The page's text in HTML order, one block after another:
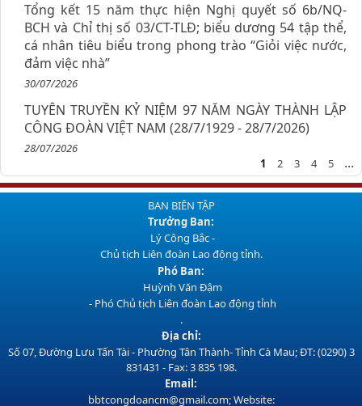
Tổng kết 15 năm thực hiện Nghị quyết số 6b/NQ-
BCH và Chỉ thị số 03/CT-TLĐ; biểu dương 54 tập thể,
cá nhân tiêu biểu trong phong trào “Giỏi việc nước,
đảm việc nhà”
30/07/2026
TUYÊN TRUYỀN KỶ NIỆM 97 NĂM NGÀY THÀNH LẬP
CÔNG ĐOÀN VIỆT NAM (28/7/1929 - 28/7/2026)
28/07/2026
1
2 3 4 5 ...
BAN BIÊN TẬP
Trưởng Ban:
Lý Công Bắc -
Chủ tịch Liên đoàn Lao động tỉnh.
Phó Ban:
Huỳnh Văn Đậm
- Phó Chủ tịch Liên đoàn Lao động tỉnh
.
Địa chỉ:
Số 07, Đường Lưu Tấn Tài - Phường Tân Thành- Tỉnh Cà Mau; ĐT: (0290) 3
831431 - Fax: 3 835 198.
Email:
bbtcongdoancm@gmail.com; Website: